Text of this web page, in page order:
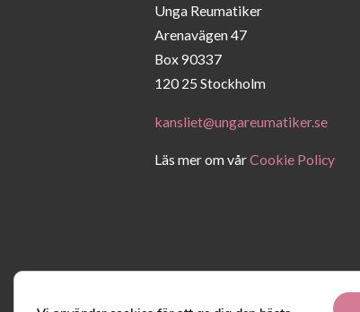
Unga Reumatiker
Arenavägen 47
Box 90337
120 25 Stockholm
kansliet@ungareumatiker.se
Läs mer om vårCookie Policy